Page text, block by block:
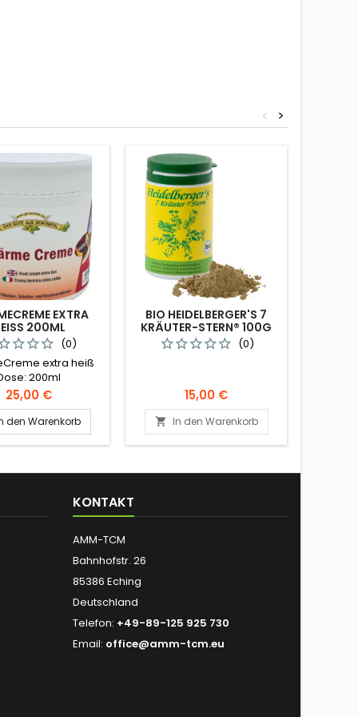
>
<
EXTRA
200ML
(0)
extra heiß
200ml
Preis
25,00 €
den Warenkorb
BIO HEIDELBERGER'S 7
KRÄUTER-STERN® 100G
(0)
Preis
15,00 €
 In den Warenkorb
KONTAKT
AMM-TCM
Bahnhofstr. 26
85386 Eching
Deutschland
Telefon: +49-89-125 925 730
Email: office@amm-tcm.eu